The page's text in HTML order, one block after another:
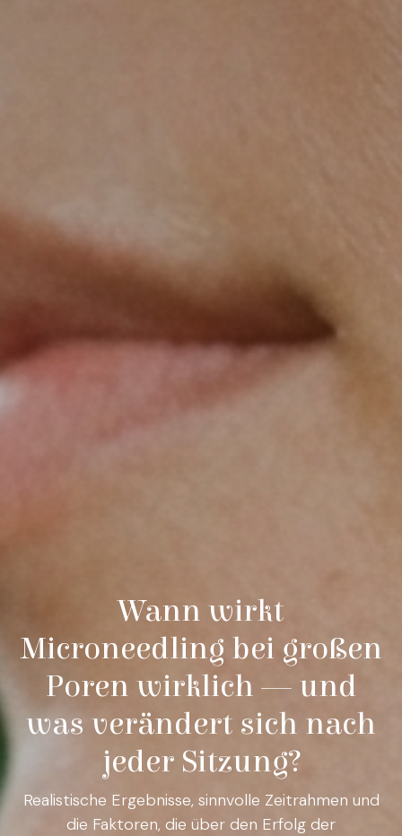
Wann wirkt
Microneedling bei großen
Poren wirklich — und
was verändert sich nach
jeder Sitzung?
Realistische Ergebnisse, sinnvolle Zeitrahmen und
die Faktoren, die über den Erfolg der